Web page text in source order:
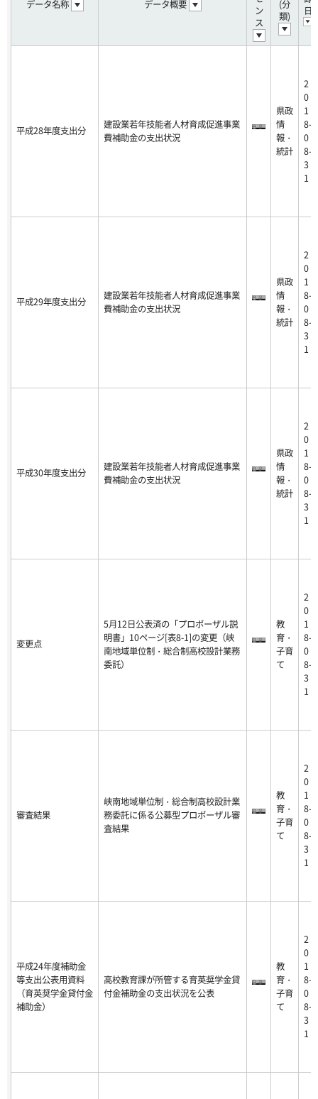
データ名称 データ概要
ン
ス
(分
類)
日
平成28年度支出分
建設業若年技能者人材育成促進事業
費補助金の支出状況
県政
情
報・
統計
2
0
1
8-
0
8-
3
1
平成29年度支出分
建設業若年技能者人材育成促進事業
費補助金の支出状況
県政
情
報・
統計
2
0
1
8-
0
8-
3
1
平成30年度支出分
建設業若年技能者人材育成促進事業
費補助金の支出状況
県政
情
報・
統計
2
0
1
8-
0
8-
3
1
変更点
5月12日公表済の「プロポーザル説
明書」10ページ[表8-1]の変更（峡
南地域単位制・総合制高校設計業務
委託）
教
育・
子育
て
2
0
1
8-
0
8-
3
1
審査結果
峡南地域単位制・総合制高校設計業
務委託に係る公募型プロポーザル審
査結果
教
育・
子育
て
2
0
1
8-
0
8-
3
1
平成24年度補助金
等支出公表用資料
（育英奨学金貸付金
補助金）
高校教育課が所管する育英奨学金貸
付金補助金の支出状況を公表
教
育・
子育
て
2
0
1
8-
0
8-
3
1